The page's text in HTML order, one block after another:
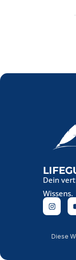
Dein
Wissens.
Diese